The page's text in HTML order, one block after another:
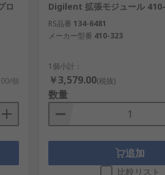
テムおよびプログラムへの改善を
ロトタイピングツールおよびアク
STMicroelectronicsなどがありま
をRaspberry PiやArduinoなど最
ロ
個
Digilent 拡張モジュール
RS品番 134-6481
メーカー型番 410-323
1個小計：
￥3,579.00(税抜)
数量
追加
比較リスト